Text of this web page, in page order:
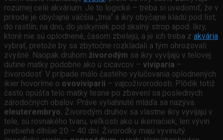
rozumej celé akvárium. Je to logické – treba si uvedomiť, že v
prírode je obyčajne väčšia „tma“ a ikry obyčajne kladú pod list,
do rastlín, na dno, do jaskyniek pod skalný strop apod. Ikry,
ktoré nie sú oplodnené, časom zbelejú, a je ich treba z akvária
vybrať, pretože by sa zbytočne rozkladali a tým ohrozovali
zvyšné. Naopak druhom živorodým sa ikry vyvíjajú v telovej
dutine matky podobne ako u cicavcov – viviparia –
živorodosť. V prípade málo častého vylučovania oplodnených
ikier hovoríme o ovoviviparii – vajcoživorodosti. Plôdik totiž
často opúšťa telo matky tesne po zbavení sa posledných
zárodočných obalov. Práve vyliahnuté mláďa sa nazýva
eleuterembryo. Živorodým druhov sa vlastne ikry vyvíjajú v
tele, sú rovnakého tvaru, veľkosti ako u ikernačiek, len vývin
prebieha dlhšie 20 – 40 dní. Živorodky majú vyvinutý